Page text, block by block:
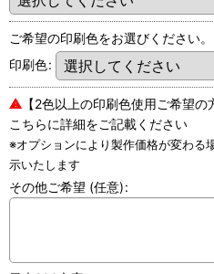
ご希望の印刷色をお選びください。
印刷色:
⚠ 【2色以上の印刷色使用ご希望
こちらに詳細をご記載ください
※オプションにより製作価格が変わる
示いたします
その他ご希望 (任意):